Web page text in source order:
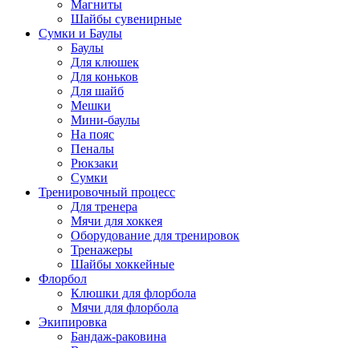
Магниты
Шайбы сувенирные
Сумки и Баулы
Баулы
Для клюшек
Для коньков
Для шайб
Мешки
Мини-баулы
На пояс
Пеналы
Рюкзаки
Сумки
Тренировочный процесс
Для тренера
Мячи для хоккея
Оборудование для тренировок
Тренажеры
Шайбы хоккейные
Флорбол
Клюшки для флорбола
Мячи для флорбола
Экипировка
Бандаж-раковина